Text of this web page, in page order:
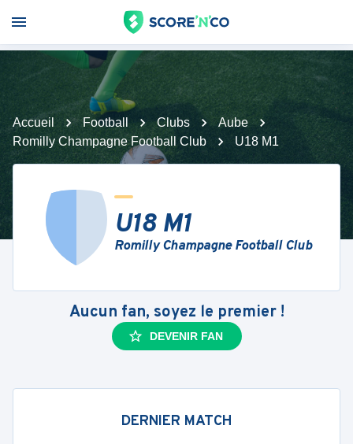
Accueil Football Clubs
Aube
Romilly Champagne Football Club
U18 M1
U18 M1
Romilly Champagne Football Club
Aucun fan, soyez le premier !
DEVENIR FAN
DERNIER MATCH